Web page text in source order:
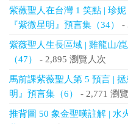
紫薇聖人在台灣 1 笑點 | 珍
『紫微星明』預言集（34）
-
紫薇聖人生長區域 | 雞龍山/
（47）
- 2,895 瀏覽人次
馬前課紫薇聖人第 5 預言 |
明』預言集（6）
- 2,771 瀏
推背圖 50 象金聖嘆註解 | 水